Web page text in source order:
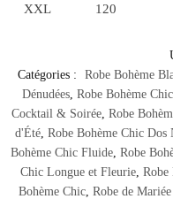
XXL
120
Catégories :
Robe Bohème
Dénudées Robe Bohème
Cocktail & Soirée Robe
d'Été, Robe Bohème Chic Dos
Bohème Chic Fluide Robe
Chic Longue et Fleurie Robe
Bohème Chic, Robe de